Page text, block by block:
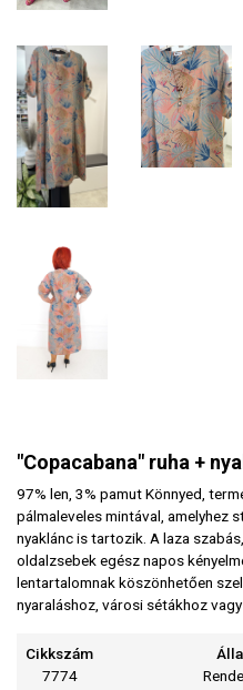
"Copacabana" ruha +
97% len, 3% pamut Könnyed,
pálmaleveles mintával, amelyhez
nyaklánc is tartozik. A laza
oldalzsebek egész napos
lentartalomnak köszönhetően
nyaraláshoz, városi sétákhoz
Cikkszám
7774